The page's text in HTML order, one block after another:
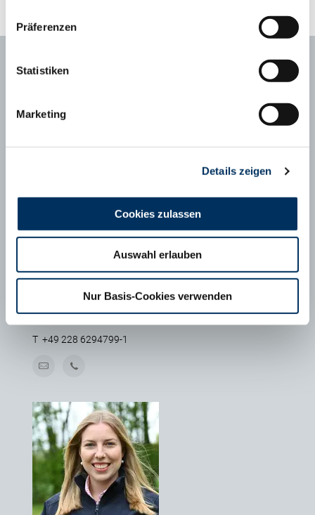
Präferenzen
Statistiken
Marketing
Details zeigen
Cookies zulassen
Auswahl erlauben
Nur Basis-Cookies verwenden
Ansprechpartner
MAXIMILIAN SCHÄFER
Geschäftsführer FHB e.V., Bonn
T +49 228 6294799-1